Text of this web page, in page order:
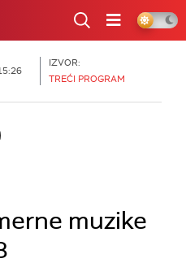
IZVOR:
TREĆI PROGRAM
muzike